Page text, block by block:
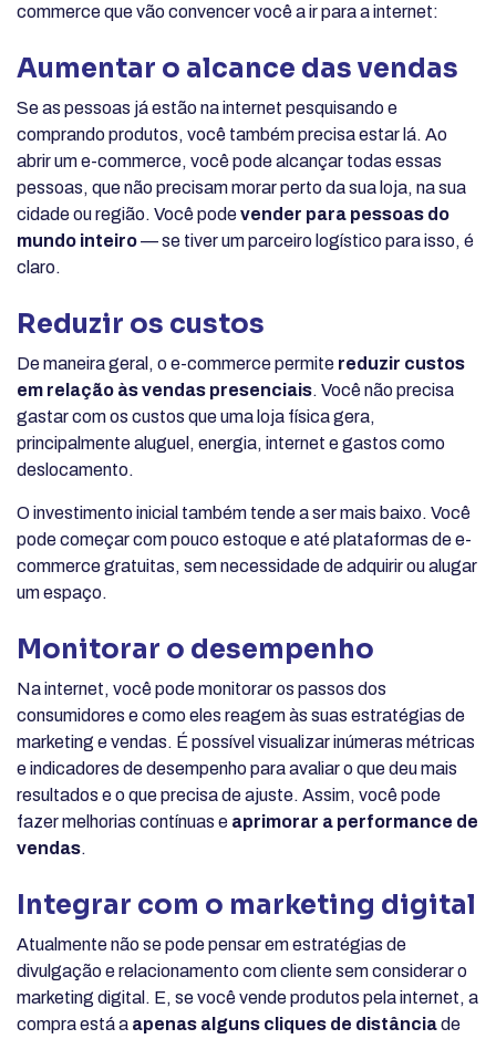
commerce que vão convencer você a ir para a internet:
Aumentar o alcance das vendas
Se as pessoas já estão na internet pesquisando e
comprando produtos, você também precisa estar lá. Ao
abrir um e-commerce, você pode alcançar todas essas
pessoas, que não precisam morar perto da sua loja, na sua
cidade ou região. Você podevender para pessoas do
mundo inteiro— se tiver um parceiro logístico para isso, é
claro.
Reduzir os custos
De maneira geral, o e-commerce permite reduzir custos
em relação às vendas presenciais. Você não precisa
gastar com os custos que uma loja física gera,
principalmente aluguel, energia, internet e gastos como
deslocamento.
O investimento inicial também tende a ser mais baixo. Você
pode começar com pouco estoque e até plataformas de e-
commerce gratuitas, sem necessidade de adquirir ou alugar
um espaço.
Monitorar o desempenho
Na internet, você pode monitorar os passos dos
consumidores e como eles reagem às suas estratégias de
marketing e vendas. É possível visualizar inúmeras métricas
e indicadores de desempenho para avaliar o que deu mais
resultados e o que precisa de ajuste. Assim, você pode
fazer melhorias contínuas e aprimorar a performance de
vendas.
Integrar com o marketing digital
Atualmente não se pode pensar em estratégias de
divulgação e relacionamento com cliente sem considerar o
marketing digital. E, se você vende produtos pela internet, a
compra está a apenas alguns cliques de distânciade